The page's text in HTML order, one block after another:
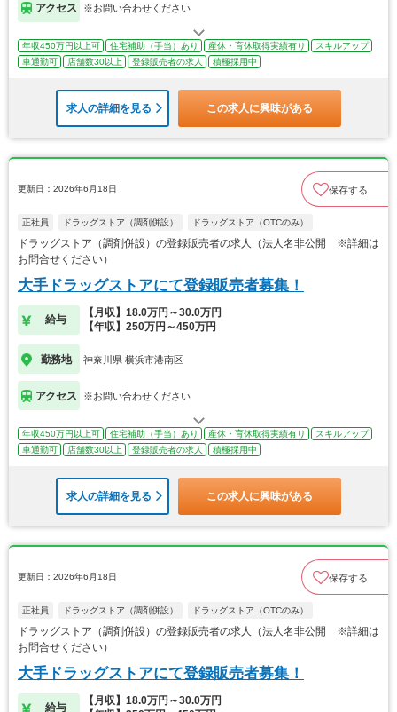
アクセス ※お問い合わせください
年収450万円以上可 住宅補助（手当）あり 産休・育休取得実績有り
スキルアップ
車通勤可
店舗数30以上 登録販売者の求人 積極採用中
求人の詳細を見る この求人に興味がある
更新日：2026年6月18日 保存する
正社員 ドラッグストア（調剤併設） ドラッグストア（OTCのみ）
ドラッグストア（調剤併設）の登録販売者の求人（法人名非公開 ※詳細は
お問合せください）
大手ドラッグストアにて登録販売者募集！
給与
【月収】18.0万円～30.0万円
【年収】250万円～450万円
勤務地 神奈川県 横浜市港南区
アクセス ※お問い合わせください
年収450万円以上可 住宅補助（手当）あり 産休・育休取得実績有り
スキルアップ
車通勤可
店舗数30以上 登録販売者の求人 積極採用中
求人の詳細を見る この求人に興味がある
更新日：2026年6月18日 保存する
正社員 ドラッグストア（調剤併設） ドラッグストア（OTCのみ）
ドラッグストア（調剤併設）の登録販売者の求人（法人名非公開 ※詳細は
お問合せください）
大手ドラッグストアにて登録販売者募集！
給与
【月収】18.0万円～30.0万円